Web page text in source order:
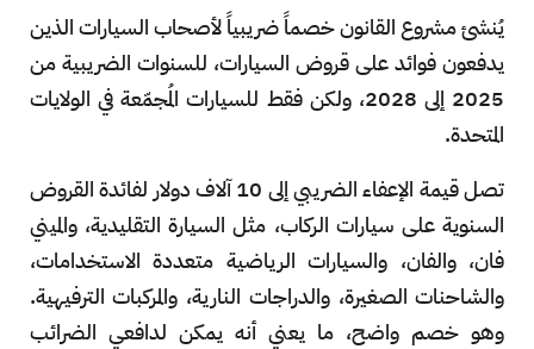
يُنشئ مشروع القانون خصماً ضريبياً لأصحاب السيارات الذين
يدفعون فوائد على قروض السيارات، للسنوات الضريبية من
2025 إلى 2028، ولكن فقط للسيارات المُجمّعة في الولايات
المتحدة.
تصل قيمة الإعفاء الضريبي إلى 10 آلاف دولار لفائدة القروض
السنوية على سيارات الركاب، مثل السيارة التقليدية، والميني
فان، والفان، والسيارات الرياضية متعددة الاستخدامات،
والشاحنات الصغيرة، والدراجات النارية، والمركبات الترفيهية.
وهو خصم واضح، ما يعني أنه يمكن لدافعي الضرائب